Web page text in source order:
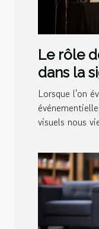
Le rôle
dans la
Lorsque l'on
visuels nous